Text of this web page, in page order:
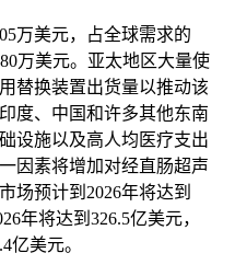
万美元，占全球需求的
万美元。亚太地区大量使
替换装置出货量以推动该
度、中国和许多其他东南
设施以及高人均医疗支出
因素将增加对经直肠超声
场预计到2026年将达到
年将达到326.5亿美元，
亿美元。